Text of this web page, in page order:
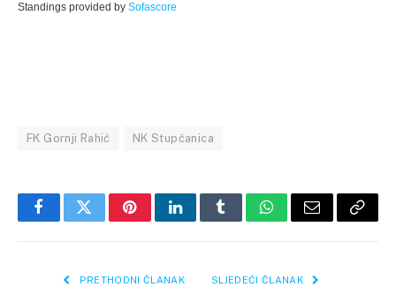
Standings provided by Sofascore
FK Gornji Rahić NK Stupčanica
FacebookTwitterPinterestLinkedInTumblrWhatsApp
Email Copy
PRETHODNI ČLANAK SLJEDEĆI ČLANAK